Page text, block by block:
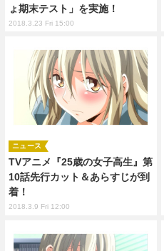
ょ期末テスト」を実施！
2018.3.23 Fri 15:00
TVアニメ『25歳の女子高生』第
10話先行カット＆あらすじが到
着！
ニュース
2018.3.9 Fri 12:00